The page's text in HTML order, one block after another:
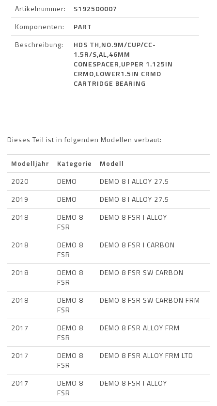
Artikelnummer:
S192500007
Komponenten:
PART
Beschreibung:
HDS TH,NO.9M/CUP/CC-
1.5R/S,AL,46MM
CONESPACER,UPPER 1.125IN
CRMO,LOWER1.5IN CRMO
CARTRIDGE BEARING
Dieses Teil ist in folgenden Modellen verbaut:
Modelljahr Kategorie
Modell
2020
DEMO
DEMO 8 I ALLOY 27.5
2019
DEMO
DEMO 8 I ALLOY 27.5
2018
DEMO 8
FSR
DEMO 8 FSR I ALLOY
2018
DEMO 8
FSR
DEMO 8 FSR I CARBON
2018
DEMO 8
FSR
DEMO 8 FSR SW CARBON
2018
DEMO 8
FSR
DEMO 8 FSR SW CARBON FRM
2017
DEMO 8
FSR
DEMO 8 FSR ALLOY FRM
2017
DEMO 8
FSR
DEMO 8 FSR ALLOY FRM LTD
2017
DEMO 8
FSR
DEMO 8 FSR I ALLOY